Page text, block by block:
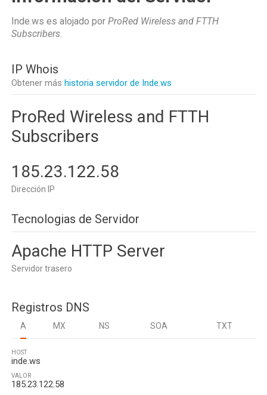
Inde.ws es alojado por ProRed Wireless and FTTH
Subscribers.
IP Whois
Obtener más historia servidor de Inde.ws
ProRed Wireless and FTTH
Subscribers
185.23.122.58
Dirección IP
Tecnologias de Servidor
Apache HTTP Server
Servidor trasero
Registros DNS
A MX NS SOA TXT
HOST
inde.ws
VALOR
185.23.122.58